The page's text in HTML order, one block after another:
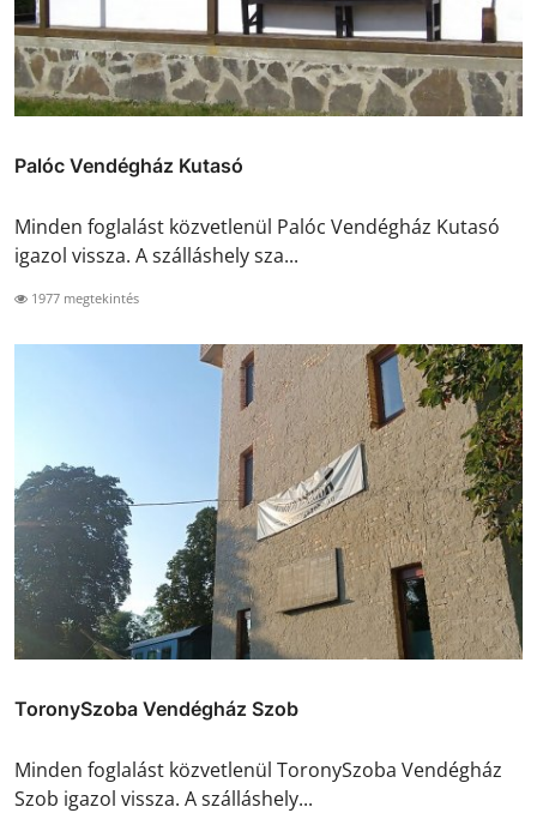
Palóc Vendégház Kutasó
Minden foglalást közvetlenül Palóc Vendégház Kutasó
igazol vissza. A szálláshely sza...
1977 megtekintés
ToronySzoba Vendégház Szob
Minden foglalást közvetlenül ToronySzoba Vendégház
Szob igazol vissza. A szálláshely...